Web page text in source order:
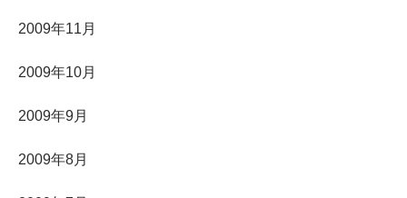
2009年11月
2009年10月
2009年9月
2009年8月